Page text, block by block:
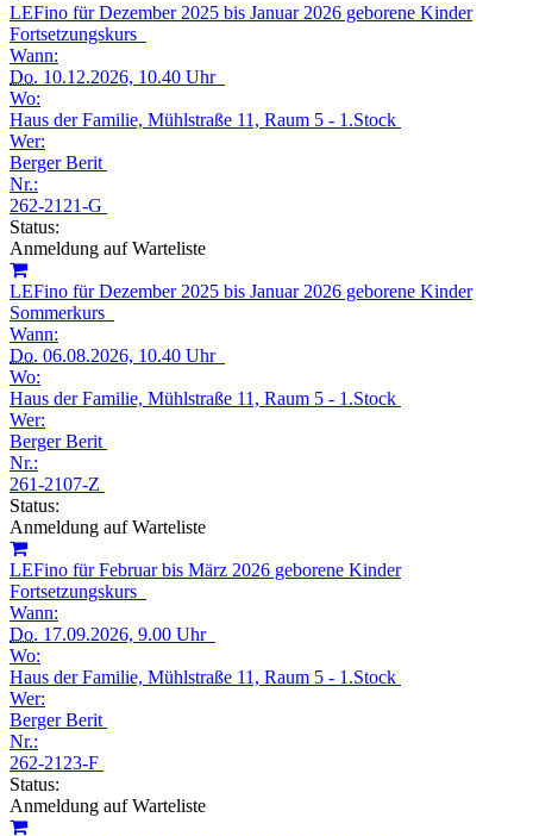
LEFino für Dezember 2025 bis Januar 2026 geborene Kinder
Fortsetzungskurs
Wann:
Do. 10.12.2026, 10.40 Uhr
Wo:
Haus der Familie, Mühlstraße 11, Raum 5 - 1.Stock
Wer:
Berger Berit
Nr.:
262-2121-G
Status:
Anmeldung auf Warteliste
LEFino für Dezember 2025 bis Januar 2026 geborene Kinder
Sommerkurs
Wann:
Do. 06.08.2026, 10.40 Uhr
Wo:
Haus der Familie, Mühlstraße 11, Raum 5 - 1.Stock
Wer:
Berger Berit
Nr.:
261-2107-Z
Status:
Anmeldung auf Warteliste
LEFino für Februar bis März 2026 geborene Kinder
Fortsetzungskurs
Wann:
Do. 17.09.2026, 9.00 Uhr
Wo:
Haus der Familie, Mühlstraße 11, Raum 5 - 1.Stock
Wer:
Berger Berit
Nr.:
262-2123-F
Status:
Anmeldung auf Warteliste